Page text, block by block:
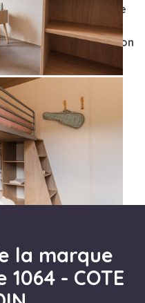
de
mobil-home
pour bien
,livraison etinstallation
en PRL ou sur un
simple, serein et
d’une équipe de
premier échange
hébergement.
la marque
- COTE